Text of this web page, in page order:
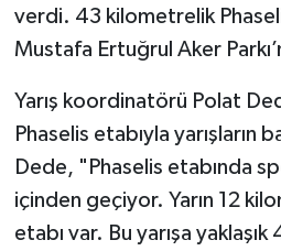
verdi. 43 kilometrelik
Mustafa Ertuğrul Aker
Yarış koordinatörü Polat
Phaselis etabıyla yarışların
Dede, "Phaselis etabında
içinden geçiyor. Yarın 12
etabı var. Bu yarışa